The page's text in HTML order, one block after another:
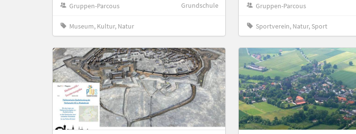
Gruppen-Parcous Grundschule
Museum, Kultur, Natur
Gruppen-Parcous
Sportverein, Natur, Sport